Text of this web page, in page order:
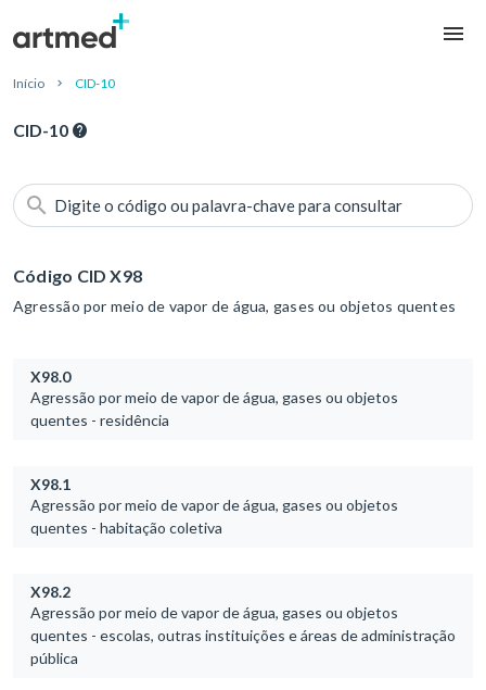
Início CID-10
CID-10
Digite o código ou palavra-chave para consultar
Código CID X98
Agressão por meio de vapor de água, gases ou objetos quentes
X98.0
Agressão por meio de vapor de água, gases ou objetos
quentes - residência
X98.1
Agressão por meio de vapor de água, gases ou objetos
quentes - habitação coletiva
X98.2
Agressão por meio de vapor de água, gases ou objetos
quentes - escolas, outras instituições e áreas de administração
pública